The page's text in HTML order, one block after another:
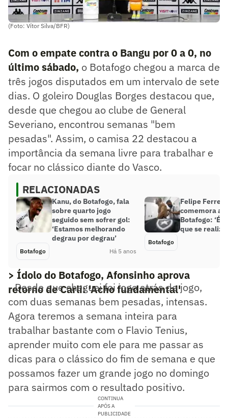
(Foto: Vítor Silva/BFR)
Com o empate contra o Bangu por 0 a 0, no
último sábado, o Botafogo chegou a marca de
três jogos disputados em um intervalo de sete
dias. O goleiro Douglas Borges destacou que,
desde que chegou ao clube de General
Severiano, encontrou semanas "bem
pesadas". Assim, o camisa 22 destacou a
importância da semana livre para trabalhar e
focar no clássico diante do Vasco.
RELACIONADAS
Kanu, do Botafogo, fala
sobre quarto jogo
seguido sem sofrer gol:
‘Estamos melhorando
degrau por degrau’
Botafogo Há 5 anos
Felipe
comemora
Botafogo: ‘É
que se realiza’
Botafogo
> Ídolo do Botafogo, Afonsinho aprova
retorno de Carli: 'Acho fundamental'
- Desde que cheguei foi jogo atrás de jogo,
com duas semanas bem pesadas, intensas.
Agora teremos a semana inteira para
trabalhar bastante com o Flavio Tenius,
aprender muito com ele para me passar as
dicas para o clássico do fim de semana e que
possamos fazer um grande jogo no domingo
para sairmos com o resultado positivo.
CONTINUA
APÓS A
PUBLICIDADE